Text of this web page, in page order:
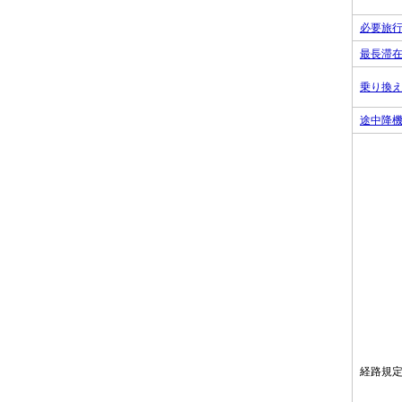
必要旅
最長滞
乗り換え
途中降機
経路規定